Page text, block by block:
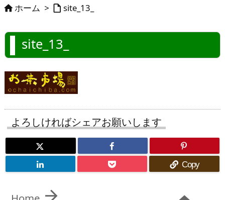
ホーム >  site_13_
site_13_
よろしければシェアお願いします
Copy
